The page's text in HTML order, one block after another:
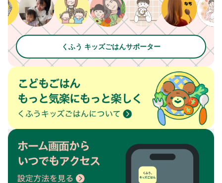
くふう キッズごはんサポーター